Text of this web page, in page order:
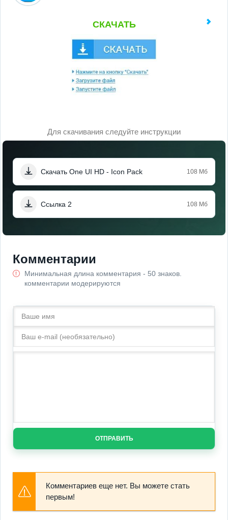
СКАЧАТЬ
Для скачивания следуйте инструкции
Скачать One UI HD - Icon Pack 108 Мб
Ссылка 2 108 Мб
Комментарии
Минимальная длина комментария - 50 знаков.
комментарии модерируются
ОТПРАВИТЬ
Комментариев еще нет. Вы можете стать
первым!